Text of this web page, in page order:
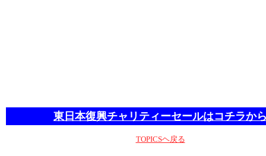
東日本復興チャリティーセールはコチラか
TOPICSヘ戻る